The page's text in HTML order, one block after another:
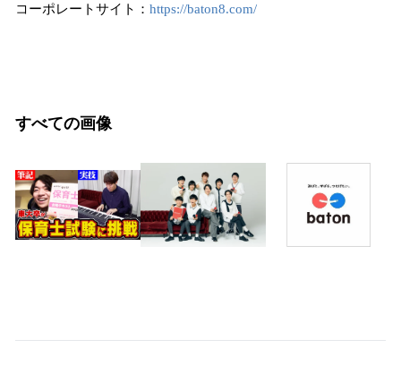
コーポレートサイト： https://baton8.com/
すべての画像